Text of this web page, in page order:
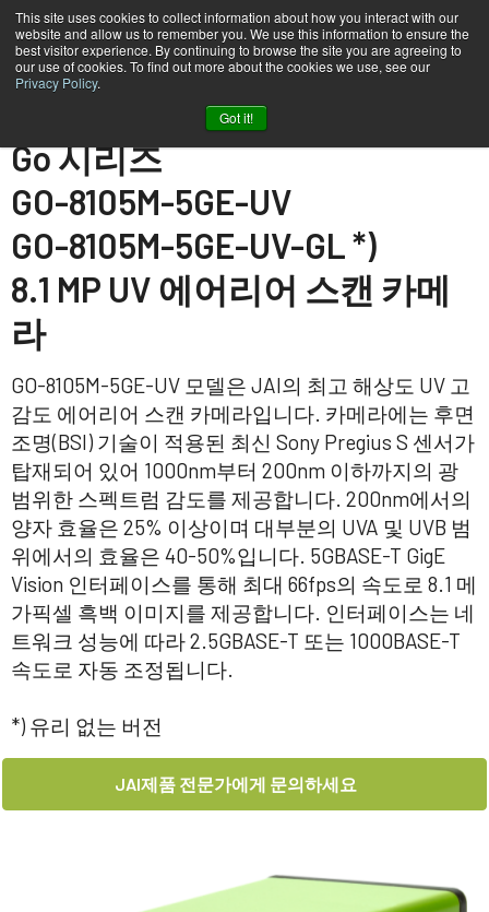
This site uses cookies to collect information about how you interact with our
website and allow us to remember you. We use this information to ensure the
best visitor experience. By continuing to browse the site you are agreeing to
our use of cookies. To find out more about the cookies we use, see our
Privacy Policy.
Got it!
Go 시리즈
GO-8105M-5GE-UV
GO-8105M-5GE-UV-GL *)
8.1 MP UV 에어리어 스캔 카메
라
GO-8105M-5GE-UV 모델은 JAI의 최고 해상도 UV 고
감도 에어리어 스캔 카메라입니다. 카메라에는 후면
조명(BSI) 기술이 적용된 최신 Sony Pregius S 센서가
탑재되어 있어 1000nm부터 200nm 이하까지의 광
범위한 스펙트럼 감도를 제공합니다. 200nm에서의
양자 효율은 25% 이상이며 대부분의 UVA 및 UVB 범
위에서의 효율은 40-50%입니다. 5GBASE-T GigE
Vision 인터페이스를 통해 최대 66fps의 속도로 8.1 메
가픽셀 흑백 이미지를 제공합니다. 인터페이스는 네
트워크 성능에 따라 2.5GBASE-T 또는 1000BASE-T
속도로 자동 조정됩니다.
*) 유리 없는 버전
JAI제품 전문가에게 문의하세요